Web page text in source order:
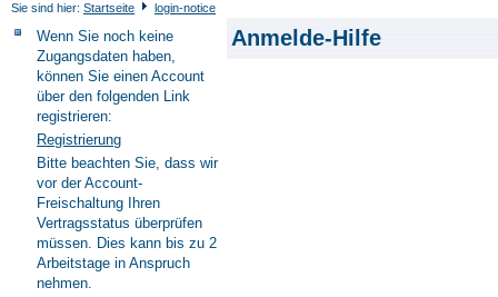
Sie sind hier: Startseite login-notice
Wenn Sie noch keine
Zugangsdaten haben,
können Sie einen Account
über den folgenden Link
registrieren:
Registrierung
Bitte beachten Sie, dass wir
vor der Account-
Freischaltung Ihren
Vertragsstatus überprüfen
müssen. Dies kann bis zu 2
Arbeitstage in Anspruch
nehmen.
Anmelde-Hilfe